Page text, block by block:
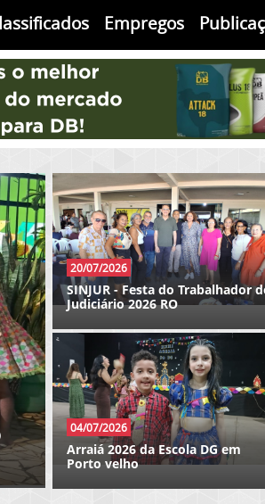
Empregos
09/05/2026
Aniversario de 90 anos do Sr
Jaconias
27/04/2026
Pop Star Belly Dance - Dia da
Danca no Teatro Belas Artes com
nucleo Cristina pontes